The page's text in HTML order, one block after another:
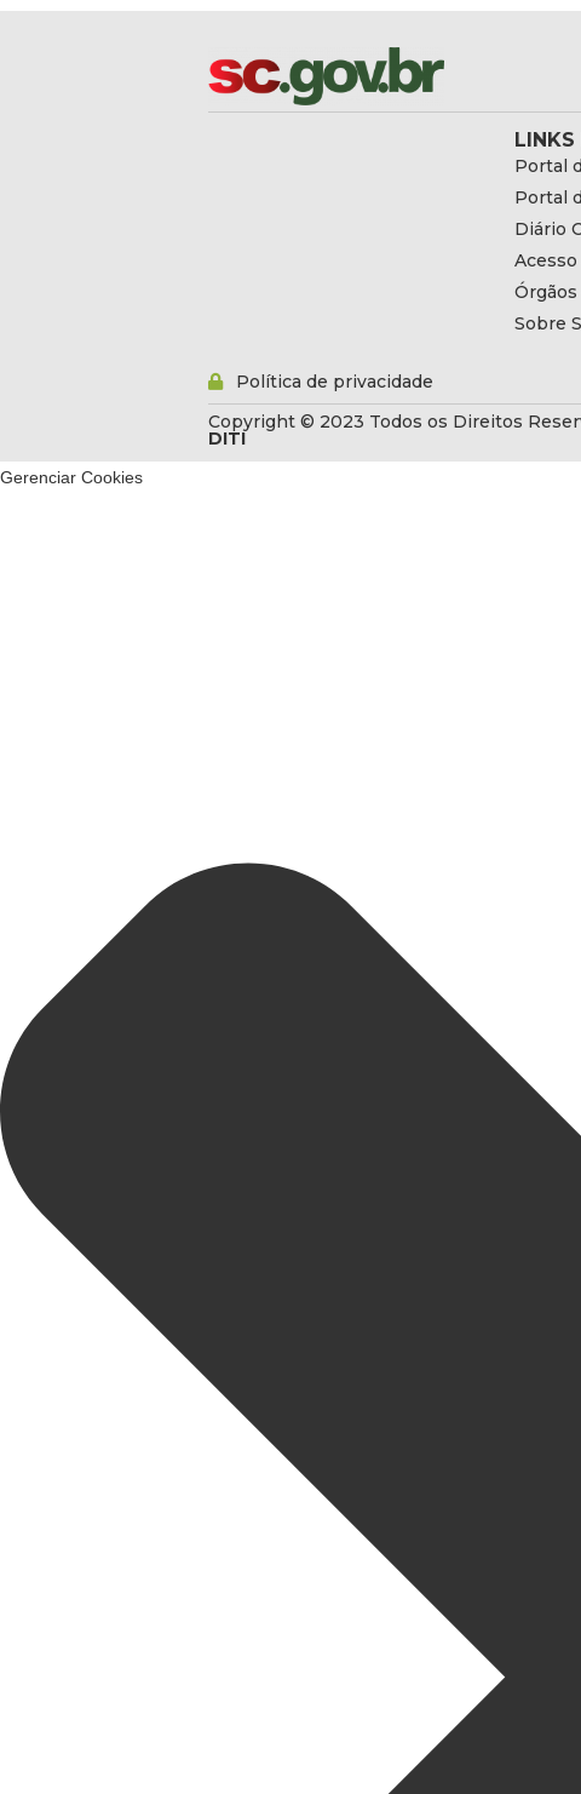
LINKS
Portal
Portal
Diário
Sobre
Política de privacidade
Copyright © 2023 Todos os Direitos
DITI
Gerenciar Cookies